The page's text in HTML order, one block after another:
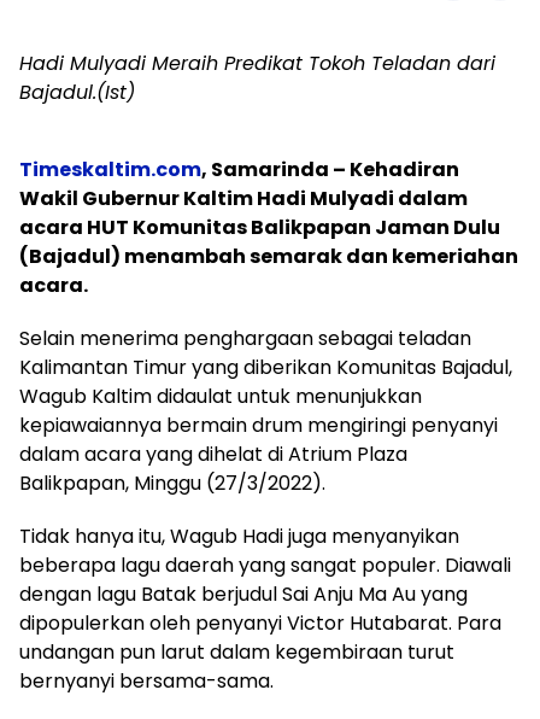
Hadi Mulyadi Meraih Predikat Tokoh Teladan dari
Bajadul.(Ist)
Timeskaltim.com, Samarinda – Kehadiran
Wakil Gubernur Kaltim Hadi Mulyadi dalam
acara HUT Komunitas Balikpapan Jaman Dulu
(Bajadul) menambah semarak dan kemeriahan
acara.
Selain menerima penghargaan sebagai teladan
Kalimantan Timur yang diberikan Komunitas Bajadul,
Wagub Kaltim didaulat untuk menunjukkan
kepiawaiannya bermain drum mengiringi penyanyi
dalam acara yang dihelat di Atrium Plaza
Balikpapan, Minggu (27/3/2022).
Tidak hanya itu, Wagub Hadi juga menyanyikan
beberapa lagu daerah yang sangat populer. Diawali
dengan lagu Batak berjudul Sai Anju Ma Au yang
dipopulerkan oleh penyanyi Victor Hutabarat. Para
undangan pun larut dalam kegembiraan turut
bernyanyi bersama-sama.